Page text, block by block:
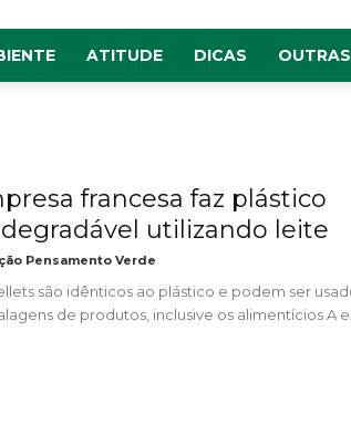
ATITUDE DICAS OUTRAS
francesa faz plástico
utilizando leite
Pensamento Verde
são idênticos ao plástico e podem ser
de produtos, inclusive os alimentícios A